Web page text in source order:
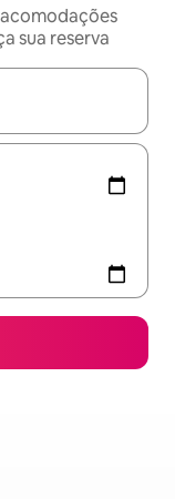
sua reserva
explore-os